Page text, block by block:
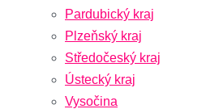
Pardubický kraj
Plzeňský kraj
Středočeský kraj
Ústecký kraj
Vysočina